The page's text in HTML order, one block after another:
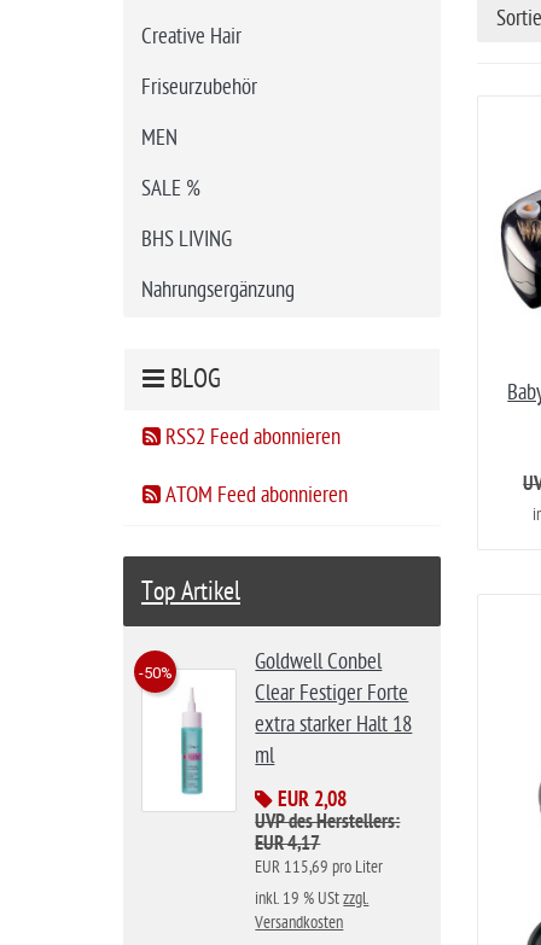
Creative Hair
Friseurzubehör
MEN
SALE %
BHS LIVING
Nahrungsergänzung
BLOG
RSS2 Feed abonnieren
ATOM Feed abonnieren
Top Artikel
Goldwell Conbel
Clear Festiger Forte
extra starker Halt 18
ml
EUR 2,08
-50%
UVP des Herstellers:
EUR 4,17
EUR 115,69 pro Liter
inkl. 19 % UStzzgl.
Versandkosten